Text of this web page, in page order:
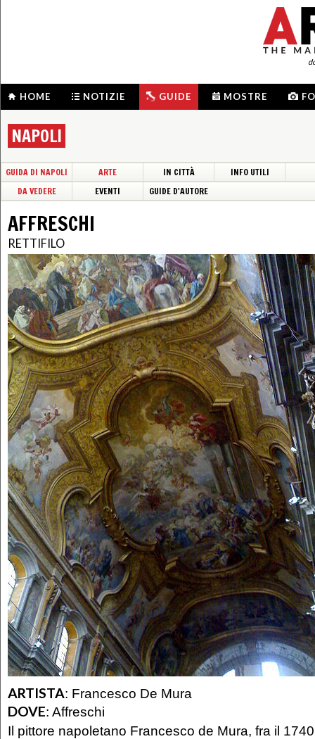
HOME NOTIZIE GUIDE MOSTRE
NAPOLI
GUIDA DI NAPOLI ARTE IN CITTÀ
INFO UTILI
DA VEDERE
EVENTI GUIDE D'AUTORE
AFFRESCHI
RETTIFILO
ARTISTA: Francesco De Mura
DOVE: Affreschi
Il pittore napoletano Francesco de Mura, fra il